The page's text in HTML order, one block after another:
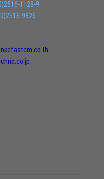
1128-9
9826